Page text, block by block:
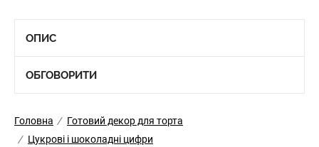
ОПИС
ОБГОВОРИТИ
Головна / Готовий декор для торта
/ Цукрові і шоколадні цифри